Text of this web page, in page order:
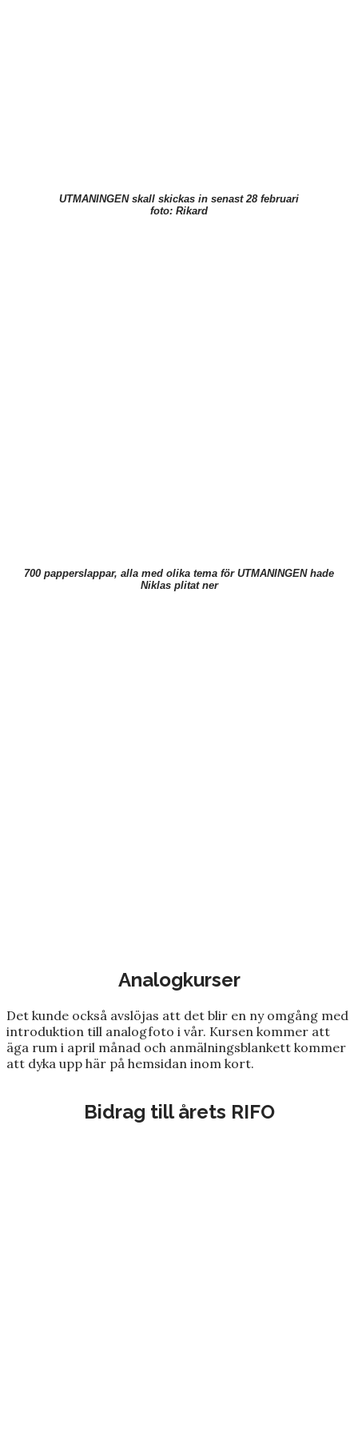
UTMANINGEN skall skickas in senast 28 februari
foto: Rikard
700 papperslappar, alla med olika tema för UTMANINGEN hade
Niklas plitat ner
Analogkurser
Det kunde också avslöjas att det blir en ny omgång med
introduktion till analogfoto i vår. Kursen kommer att
äga rum i april månad och anmälningsblankett kommer
att dyka upp här på hemsidan inom kort.
Bidrag till årets RIFO